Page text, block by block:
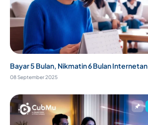
Bayar 5 Bulan, Nikmatin 6 Bulan Internetan
08 September 2025